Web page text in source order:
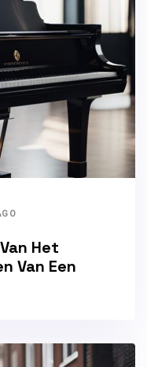
Het
Van Een